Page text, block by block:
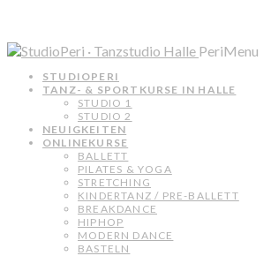
PeriMenu
STUDIOPERI
TANZ- & SPORTKURSE IN HALLE
STUDIO 1
STUDIO 2
NEUIGKEITEN
ONLINEKURSE
BALLETT
PILATES & YOGA
STRETCHING
KINDERTANZ / PRE-BALLETT
BREAKDANCE
HIPHOP
MODERN DANCE
BASTELN